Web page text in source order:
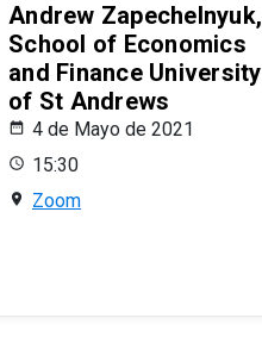
Andrew Zapechelnyuk,
School of Economics
and Finance University
of St Andrews
4 de Mayo de 2021
15:30
Zoom